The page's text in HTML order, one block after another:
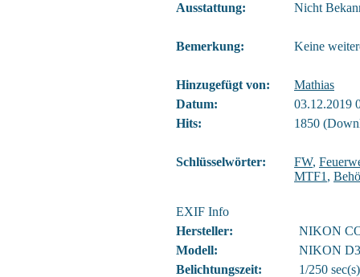
Ausstattung:
Nicht
Bemerkung: Keine
Hinzugefügt von:
Mathias
Datum:
03.12.2019
Hits:
1850
Schlüsselwörter: FW,
MTF1 ,
EXIF Info
Hersteller:
NIKON
Modell:
NIKON
Belichtungszeit:
1/250 sec(s)